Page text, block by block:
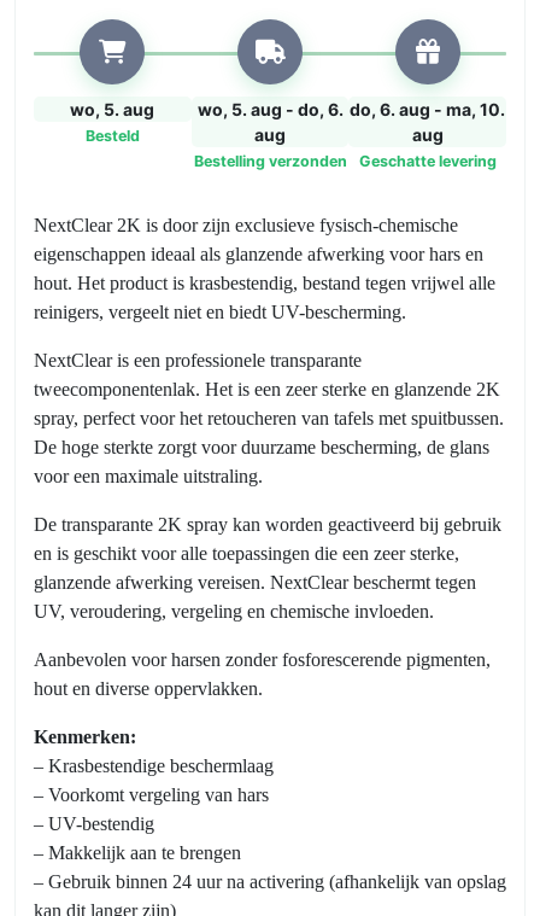
Sterkte
bicomponentenspray
wo, 5. aug
Besteld
wo, 5. aug - do, 6.
aug
Bestelling verzonden
do, 6. aug - ma, 10.
aug
Geschatte levering
NextClear 2K is door zijn exclusieve fysisch-chemische
eigenschappen ideaal als glanzende afwerking voor hars en
hout. Het product is krasbestendig, bestand tegen vrijwel alle
reinigers, vergeelt niet en biedt UV-bescherming.
NextClear is een professionele transparante
tweecomponentenlak. Het is een zeer sterke en glanzende 2K
spray, perfect voor het retoucheren van tafels met spuitbussen.
De hoge sterkte zorgt voor duurzame bescherming, de glans
voor een maximale uitstraling.
De transparante 2K spray kan worden geactiveerd bij gebruik
en is geschikt voor alle toepassingen die een zeer sterke,
glanzende afwerking vereisen. NextClear beschermt tegen
UV, veroudering, vergeling en chemische invloeden.
Aanbevolen voor harsen zonder fosforescerende pigmenten,
hout en diverse oppervlakken.
Kenmerken:
– Krasbestendige beschermlaag
– Voorkomt vergeling van hars
– UV-bestendig
– Makkelijk aan te brengen
– Gebruik binnen 24 uur na activering (afhankelijk van opslag
kan dit langer zijn)